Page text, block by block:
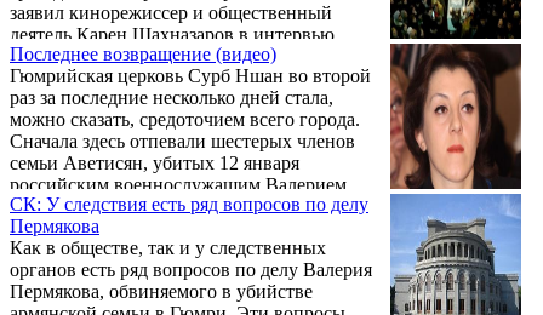
заявил кинорежиссер и общественный
деятель Карен Шахназаров в интервью
радиостанции «Sputnik-Армения».
Последнее возвращение (видео)
Гюмрийская церковь Сурб Ншан во второй
раз за последние несколько дней стала,
можно сказать, средоточием всего города.
Сначала здесь отпевали шестерых членов
семьи Аветисян, убитых 12 января
российским военнослужащим Валерием
Пермяковым. А 20 января здесь же прошла
панихида по седьмому и последнему из
этой семьи – 6-месячному Сереже, за жизнь
которого молилась, без преувеличения, вся
Армения и Диаспора.
СК: У следствия есть ряд вопросов по делу
Пермякова
Как в обществе, так и у следственных
органов есть ряд вопросов по делу Валерия
Пермякова, обвиняемого в убийстве